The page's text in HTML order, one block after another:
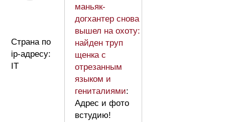
Страна по
ip-адресу:
IT
маньяк-
догхантер снова
вышел на охоту:
найден труп
щенка с
отрезанным
языком и
гениталиями:
Адрес и фото
встудию!